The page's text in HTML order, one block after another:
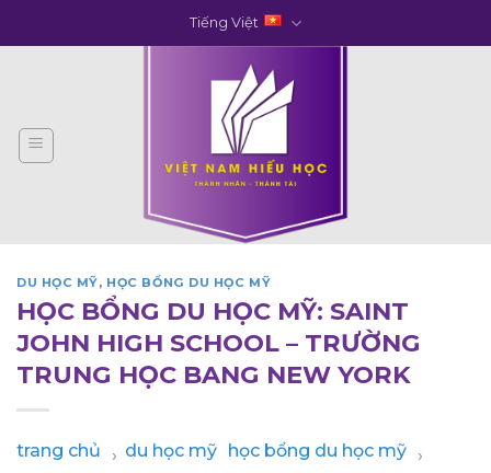
to
Tiếng Việt
DU HỌC MỸ, HỌC BỔNG DU HỌC MỸ
HỌC BỔNG DU HỌC MỸ: SAINT
JOHN HIGH SCHOOL – TRƯỜNG
TRUNG HỌC BANG NEW YORK
trang chủ › du học mỹ học bổng du học mỹ ›